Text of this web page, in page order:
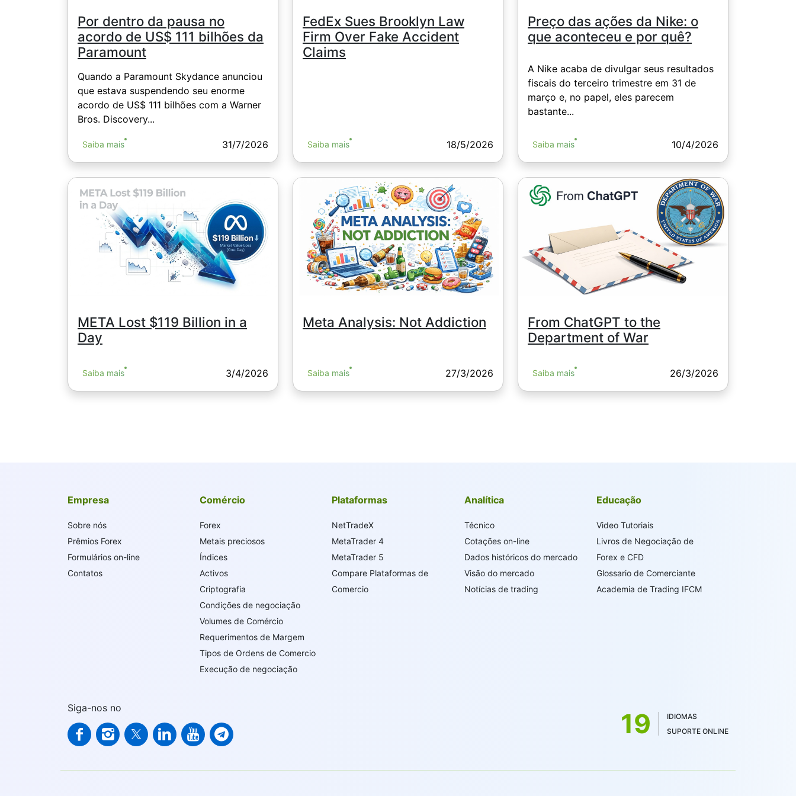
Por dentro da pausa no
acordo de US$ 111 bilhões da
Paramount
Quando a Paramount Skydance anunciou
que estava suspendendo seu enorme
acordo de US$ 111 bilhões com a Warner
Bros. Discovery...
Saiba mais 31/7/2026
FedEx Sues Brooklyn Law
Firm Over Fake Accident
Claims
Saiba mais 18/5/2026
Preço das ações da Nike: o
que aconteceu e por quê?
A Nike acaba de divulgar seus resultados
fiscais do terceiro trimestre em 31 de
março e, no papel, eles parecem
bastante...
Saiba mais 10/4/2026
META Lost $119 Billion in a
Day
Saiba mais 3/4/2026
Meta Analysis: Not Addiction
Saiba mais 27/3/2026
From ChatGPT to the
Department of War
Saiba mais 26/3/2026
Empresa
Sobre nós
Prêmios Forex
Formulários on-line
Contatos
Comércio
Forex
Metais preciosos
Índices
Activos
Criptografia
Condições de negociação
Volumes de Comércio
Requerimentos de Margem
Tipos de Ordens de Comercio
Execução de negociação
Plataformas
NetTradeX
MetaTrader 4
MetaTrader 5
Compare Plataformas de
Comercio
Analítica
Técnico
Cotações on-line
Dados históricos do mercado
Visão do mercado
Notícias de trading
Educação
Video Tutoriais
Livros de Negociação de
Forex e CFD
Glossario de Comerciante
Academia de Trading IFCM
Siga-nos no 19
IDIOMAS
SUPORTE ONLINE